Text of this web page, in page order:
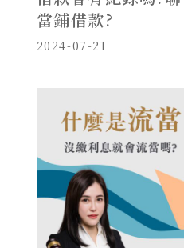
當鋪借款?
2024-07-21